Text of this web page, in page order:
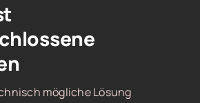
mögliche Lösung